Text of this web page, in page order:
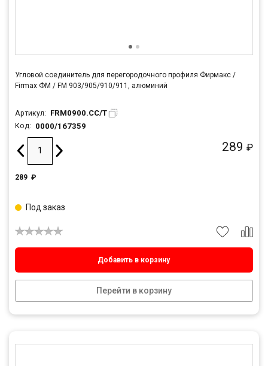
Угловой соединитель для перегородочного профиля Фирмакс /
Firmax ФМ / FM 903/905/910/911, алюминий
Артикул: FRM0900.CC/T
Код: 0000/167359
289 ₽
289 ₽
Добавить в корзину
Перейти в корзину
Под заказ